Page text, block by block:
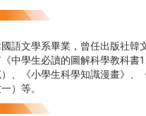
語文學系畢業，曾任出版社
中學生必讀的圖解科學教科
、《小學生科學知識漫畫》
）等。